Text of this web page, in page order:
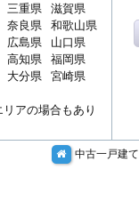
三重県
滋賀県
奈良県
和歌山県
広島県
山口県
高知県
福岡県
大分県
宮崎県
アの場合もあり
中古一戸建て